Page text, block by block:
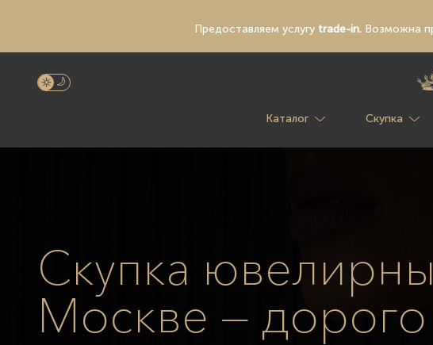
Предоставляем услугу trade-in.Возможна
Каталог Скупка
Скупка
Москве —